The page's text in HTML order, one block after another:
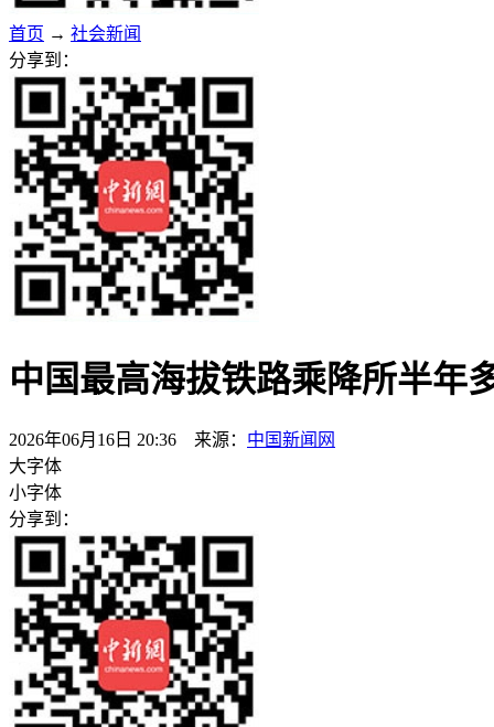
首页 → 社会新闻
分享到：
中国最高海拔铁路乘降所半年
2026年06月16日 20:36 来源： 中国新闻网
大字体
小字体
分享到：